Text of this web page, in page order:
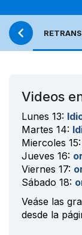
Videos
Lunes 13:
Martes 14:
Miercoles 15:
Jueves 16:
Viernes 17:
Sábado 18:
Veáse las
desde la